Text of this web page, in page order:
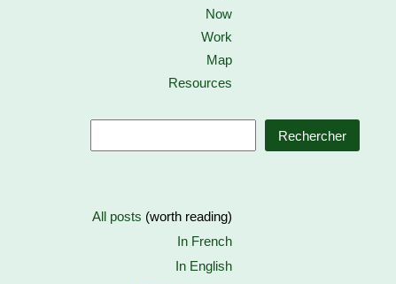
Now
Work
Map
Resources
Rechercher
All posts (worth reading)
In French
In English